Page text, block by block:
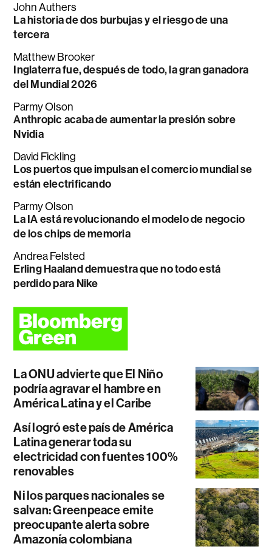
John Authers
La historia de dos burbujas y el riesgo de una
tercera
Matthew Brooker
Inglaterra fue, después de todo, la gran ganadora
del Mundial 2026
Parmy Olson
Anthropic acaba de aumentar la presión sobre
Nvidia
David Fickling
Los puertos que impulsan el comercio mundial se
están electrificando
Parmy Olson
La IA está revolucionando el modelo de negocio
de los chips de memoria
Andrea Felsted
Erling Haaland demuestra que no todo está
perdido para Nike
La ONU advierte que El Niño
podría agravar el hambre en
América Latina y el Caribe
Así logró este país de América
Latina generar toda su
electricidad con fuentes 100%
renovables
Ni los parques nacionales se
salvan: Greenpeace emite
preocupante alerta sobre
Amazonía colombiana